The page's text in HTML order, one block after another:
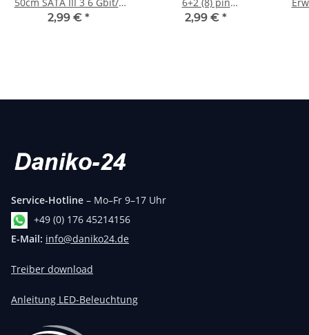
0,5m SSD Festplatte HDD
2,99 € *
Stromversorgung für
2,99 € *
Service-Hotline – Mo–Fr 9–17 Uhr
+49 (0) 176 45214156
E-Mail: info@daniko24.de
Treiber download
Anleitung LED-Beleuchtung